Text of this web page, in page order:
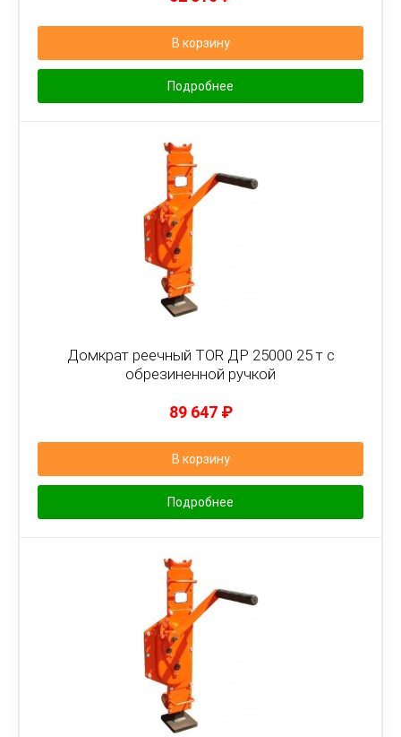
В корзину
Подробнее
Домкрат реечный TOR ДР 25000 25 т с
обрезиненной ручкой
89 647 ₽
В корзину
Подробнее